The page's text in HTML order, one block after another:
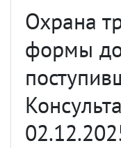
Охрана
формы